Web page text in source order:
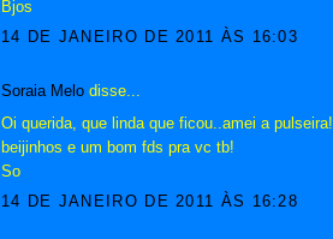
Bjos
14 DE JANEIRO DE 2011 ÀS 16:03
Soraia Melo disse...
Oi querida, que linda que ficou..amei a pulseira!
beijinhos e um bom fds pra vc tb!
So
14 DE JANEIRO DE 2011 ÀS 16:28